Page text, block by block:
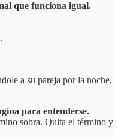
que funciona igual.
a su pareja por la noche,
para entenderse.
sobra. Quita el término y